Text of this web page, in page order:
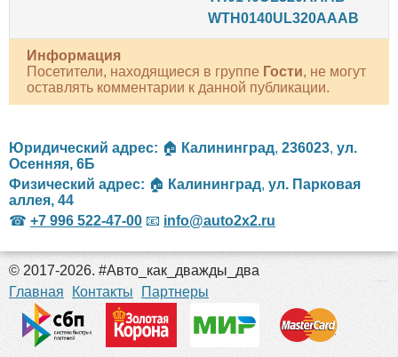
WTH0140UL320AAAB
Информация
Посетители, находящиеся в группе Гости, не могут
оставлять комментарии к данной публикации.
Юридический адрес: 🏠 Калининград, 236023, ул.
Осенняя, 6Б
Физический адрес: 🏠 Калининград, ул. Парковая
аллея, 44
☎ +7 996 522-47-00 📧 info@auto2x2.ru
© 2017-2026. #Авто_как_дважды_два
Главная
Контакты Партнеры